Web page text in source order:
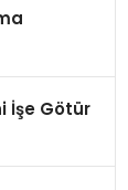
İşe Götür